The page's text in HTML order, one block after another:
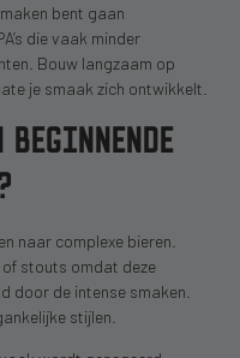
bent gaan
die vaak minder
Bouw langzaam op
je smaak zich ontwikkelt.
BEGINNENDE
naar complexe bieren.
of stouts omdat deze
door de intense smaken.
stijlen.